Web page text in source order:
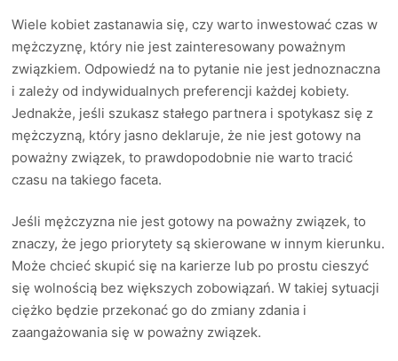
Wiele kobiet zastanawia się, czy warto inwestować czas w
mężczyznę, który nie jest zainteresowany poważnym
związkiem. Odpowiedź na to pytanie nie jest jednoznaczna
i zależy od indywidualnych preferencji każdej kobiety.
Jednakże, jeśli szukasz stałego partnera i spotykasz się z
mężczyzną, który jasno deklaruje, że nie jest gotowy na
poważny związek, to prawdopodobnie nie warto tracić
czasu na takiego faceta.
Jeśli mężczyzna nie jest gotowy na poważny związek, to
znaczy, że jego priorytety są skierowane w innym kierunku.
Może chcieć skupić się na karierze lub po prostu cieszyć
się wolnością bez większych zobowiązań. W takiej sytuacji
ciężko będzie przekonać go do zmiany zdania i
zaangażowania się w poważny związek.